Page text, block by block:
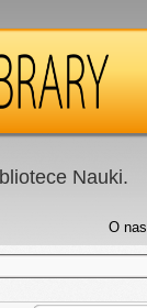
Nauki.
O nas